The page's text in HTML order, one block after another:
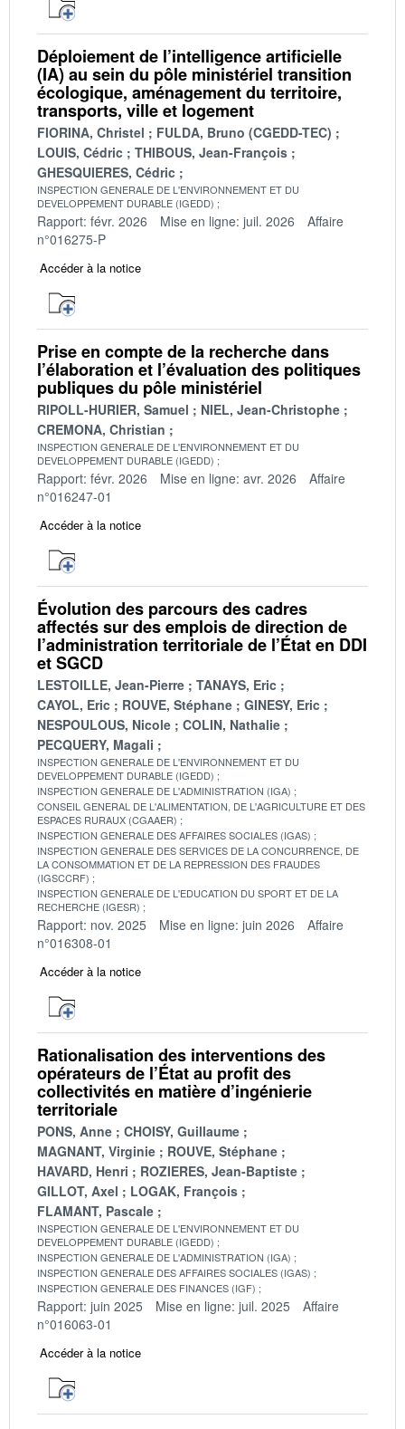
Déploiement de l’intelligence artificielle
(IA) au sein du pôle ministériel transition
écologique, aménagement du territoire,
transports, ville et logement
FIORINA, Christel
FULDA, Bruno (CGEDD-TEC)
LOUIS, Cédric
THIBOUS, Jean-François
GHESQUIERES, Cédric
INSPECTION GENERALE DE L'ENVIRONNEMENT ET DU
DEVELOPPEMENT DURABLE (IGEDD)
Rapport: févr. 2026 Mise en ligne: juil. 2026
Affaire
n°016275-P
Accéder à la notice
Prise en compte de la recherche dans
l’élaboration et l’évaluation des politiques
publiques du pôle ministériel
RIPOLL-HURIER, Samuel
NIEL, Jean-Christophe
CREMONA, Christian
INSPECTION GENERALE DE L'ENVIRONNEMENT ET DU
DEVELOPPEMENT DURABLE (IGEDD)
Rapport: févr. 2026 Mise en ligne: avr. 2026
Affaire
n°016247-01
Accéder à la notice
Évolution des parcours des cadres
affectés sur des emplois de direction de
l’administration territoriale de l’État en DDI
et SGCD
LESTOILLE, Jean-Pierre
TANAYS, Eric
CAYOL, Eric
ROUVE, Stéphane
GINESY, Eric
NESPOULOUS, Nicole
COLIN, Nathalie
PECQUERY, Magali
INSPECTION GENERALE DE L'ENVIRONNEMENT ET DU
DEVELOPPEMENT DURABLE (IGEDD)
INSPECTION GENERALE DE L'ADMINISTRATION (IGA)
CONSEIL GENERAL DE L'ALIMENTATION, DE L'AGRICULTURE ET DES
ESPACES RURAUX (CGAAER)
INSPECTION GENERALE DES AFFAIRES SOCIALES (IGAS)
INSPECTION GENERALE DES SERVICES DE LA CONCURRENCE, DE
LA CONSOMMATION ET DE LA REPRESSION DES FRAUDES
(IGSCCRF)
INSPECTION GENERALE DE L'EDUCATION DU SPORT ET DE LA
RECHERCHE (IGESR)
Rapport: nov. 2025 Mise en ligne: juin 2026
Affaire
n°016308-01
Accéder à la notice
Rationalisation des interventions des
opérateurs de l’État au profit des
collectivités en matière d’ingénierie
territoriale
PONS, Anne
CHOISY, Guillaume
MAGNANT, Virginie
ROUVE, Stéphane
HAVARD, Henri
ROZIERES, Jean-Baptiste
GILLOT, Axel
LOGAK, François
FLAMANT, Pascale
INSPECTION GENERALE DE L'ENVIRONNEMENT ET DU
DEVELOPPEMENT DURABLE (IGEDD)
INSPECTION GENERALE DE L'ADMINISTRATION (IGA)
INSPECTION GENERALE DES AFFAIRES SOCIALES (IGAS)
INSPECTION GENERALE DES FINANCES (IGF)
Rapport: juin 2025 Mise en ligne: juil. 2025
Affaire
n°016063-01
Accéder à la notice